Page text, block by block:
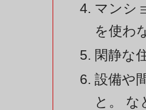
マンシ
を使わ
閑静な
設備や
と。 な